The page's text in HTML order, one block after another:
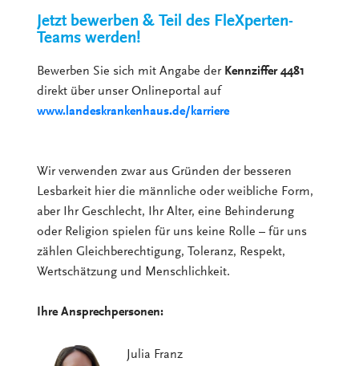
Jetzt bewerben & Teil des FleXperten-
Teams werden!
Bewerben Sie sich mit Angabe der Kennziffer 4481
direkt über unser Onlineportal auf
www.landeskrankenhaus.de/karriere
Wir verwenden zwar aus Gründen der besseren
Lesbarkeit hier die männliche oder weibliche Form,
aber Ihr Geschlecht, Ihr Alter, eine Behinderung
oder Religion spielen für uns keine Rolle – für uns
zählen Gleichberechtigung, Toleranz, Respekt,
Wertschätzung und Menschlichkeit.
Ihre Ansprechpersonen:
Julia Franz